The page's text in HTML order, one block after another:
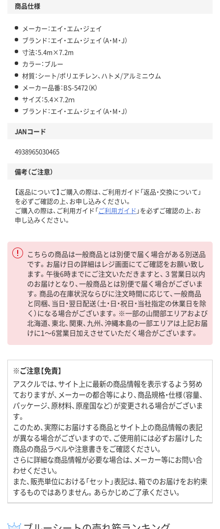
商品仕様
メーカー：エイ・エム・ジェイ
ブランド：エイ・エム・ジェイ（A・M・J）
寸法：5.4m×7.2m
カラー：ブルー
材質：シート/ポリエチレン、ハトメ/アルミニウム
メーカー品番：BS-5472（K）
サイズ：5.4×7.2ｍ
ブランド：エイ・エム・ジェイ（A・M・J）
JANコード
4938965030465
備考（ご注意）
【返品について】ご購入の際は、ご利用ガイド「返品・交換について」
を必ずご確認の上、お申し込みください。
ご購入の際は、ご利用ガイド「ご利用ガイド 」を必ずご確認の上、お
申し込みください。
こちらの商品は一般商品とは別便で届く場合がある別送品
です。お届け日の詳細はレジ画面にてご確認をお願い致し
ます。午後6時までにご注文いただきますと、３営業日以内
のお届けとなり、一般商品とは別便で届く場合がございま
す。商品の在庫状況ならびに注文時間に応じて、一般商品
と同梱、当日・翌日配送（土・日・祝日・当社指定の休業日を除
く）になる場合がございます。※一部の山間部エリアおよび
北海道、東北、関東、九州、沖縄本島の一部エリアは上記お届
けに1～6営業日加えさせていただく場合がございます。
※ご注意【免責】
アスクルでは、サイト上に最新の商品情報を表示するよう努め
ておりますが、メーカーの都合等により、商品規格・仕様（容量、
パッケージ、原材料、原産国など）が変更される場合がございま
す。
このため、実際にお届けする商品とサイト上の商品情報の表記
が異なる場合がございますので、ご使用前には必ずお届けした
商品の商品ラベルや注意書きをご確認ください。
さらに詳細な商品情報が必要な場合は、メーカー等にお問い合
わせください。
また、販売単位における「セット」表記は、箱でのお届けをお約束
するものではありません。あらかじめご了承ください。